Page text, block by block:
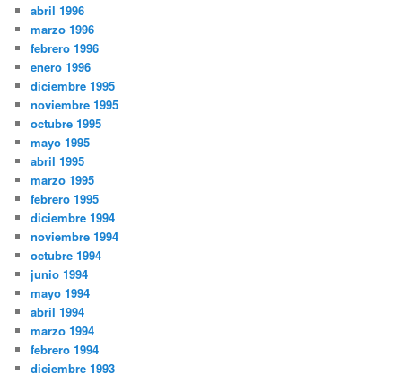
abril 1996
marzo 1996
febrero 1996
enero 1996
diciembre 1995
noviembre 1995
octubre 1995
mayo 1995
abril 1995
marzo 1995
febrero 1995
diciembre 1994
noviembre 1994
octubre 1994
junio 1994
mayo 1994
abril 1994
marzo 1994
febrero 1994
diciembre 1993